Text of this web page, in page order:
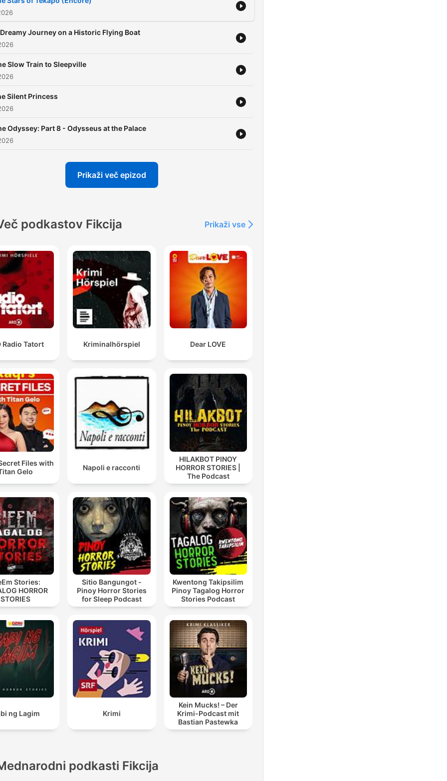
Journey on a Historic Flying Boat
Slow Train to Sleepville
Silent Princess
Odyssey: Part 8 - Odysseus at the Palace
Prikaži več epizod
podkastov Fikcija Prikaži vse
Radio Tatort Kriminalhörspiel Dear LOVE
Files with
Gelo
Napoli e racconti
HILAKBOT PINOY
HORROR STORIES |
The Podcast
Stories:
HORROR
STORIES
Sitio Bangungot -
Pinoy Horror Stories
for Sleep Podcast
Kwentong Takipsilim
Pinoy Tagalog Horror
Stories Podcast
ng Lagim Krimi
Kein Mucks! – Der
Krimi-Podcast mit
Bastian Pastewka
podkasti Fikcija